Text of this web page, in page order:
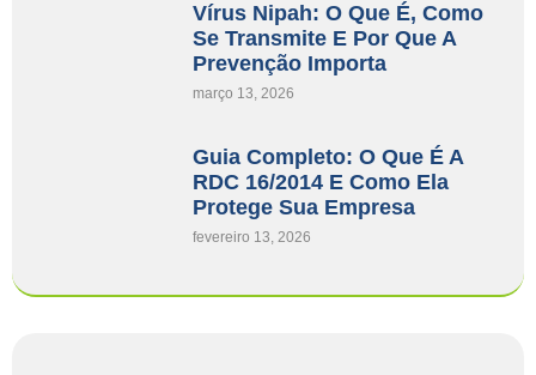
Vírus Nipah: O Que É, Como
Se Transmite E Por Que A
Prevenção Importa
março 13, 2026
Guia Completo: O Que É A
RDC 16/2014 E Como Ela
Protege Sua Empresa
fevereiro 13, 2026